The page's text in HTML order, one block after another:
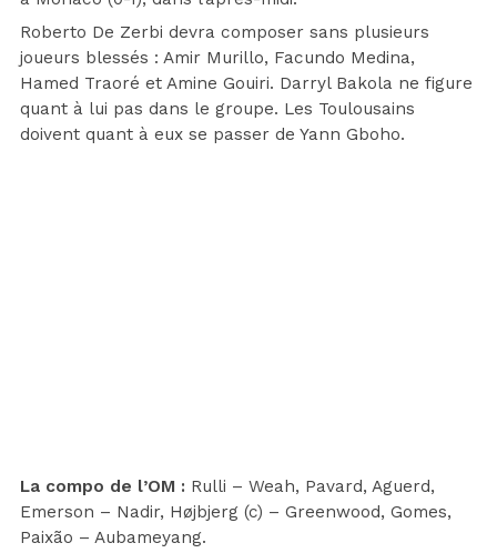
Roberto De Zerbi devra composer sans plusieurs
joueurs blessés : Amir Murillo, Facundo Medina,
Hamed Traoré et Amine Gouiri. Darryl Bakola ne figure
quant à lui pas dans le groupe. Les Toulousains
doivent quant à eux se passer de Yann Gboho.
La compo de l’OM : Rulli – Weah, Pavard, Aguerd,
Emerson – Nadir, Højbjerg (c) – Greenwood, Gomes,
Paixão – Aubameyang.